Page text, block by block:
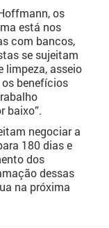
os
está nos
com bancos,
se sujeitam
limpeza, asseio
benefícios
baixo”.
negociar a
180 dias e
dos
dessas
na próxima